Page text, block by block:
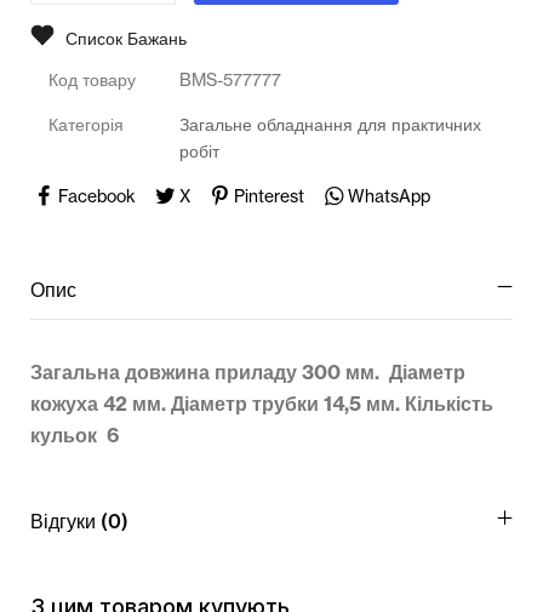
STEM
Список Бажань
Код товару BMS-577777
Категорія
Загальне обладнання для практичних
робіт
Facebook X Pinterest WhatsApp
Опис
Загальна довжина приладу 300 мм. Діаметр
кожуха 42 мм. Діаметр трубки 14,5 мм. Кількість
кульок 6
Відгуки (0)